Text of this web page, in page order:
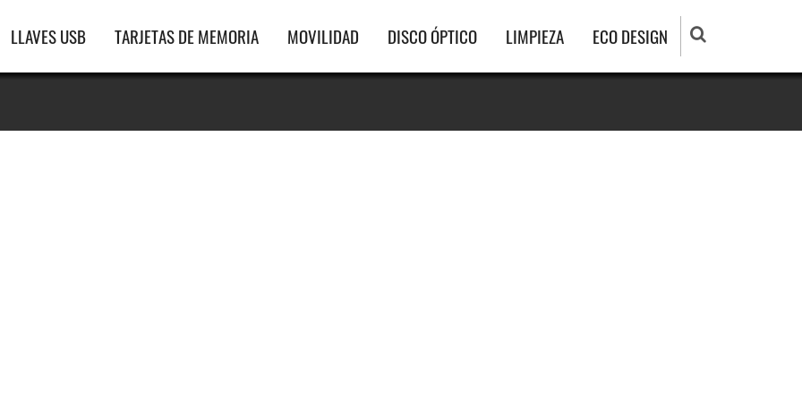
LLAVES USB TARJETAS DE MEMORIA MOVILIDAD DISCO ÓPTICO LIMPIEZA ECO DESIGN